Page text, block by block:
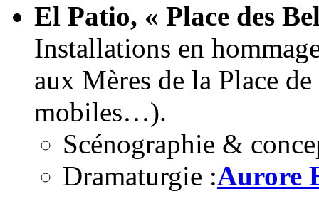
El Patio, « Place des
Installations en
aux Mères de la Place
mobiles…).
Scénographie &
Dramaturgie :Aurore